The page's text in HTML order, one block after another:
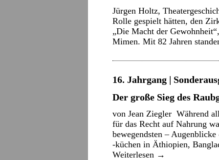
Jürgen Holtz,
Rolle gespielt hätten, den
„Die Macht der
Mimen. Mit 82 Jahren
16. Jahrgang |
Der große Sieg des
von Jean Ziegler Während
für das Recht auf Nahrung
bewegendsten –
-küchen in Äthiopien,
Weiterlesen →